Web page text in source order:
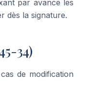
par avance les
dès la signature.
34)
de modification